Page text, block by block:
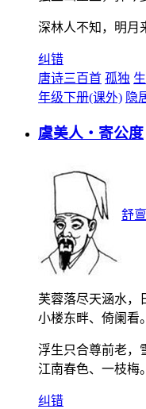
深林人不知，明月
纠错
唐诗三百首 孤独
年级下册(课外) 隐
虞美人・寄公度
舒亶
芙蓉落尽天涵水，
小楼东畔、倚阑看。
浮生只合尊前老，
江南春色、一枝梅。
纠错